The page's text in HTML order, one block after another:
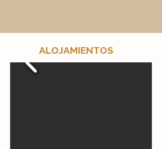
ALOJAMIENTOS